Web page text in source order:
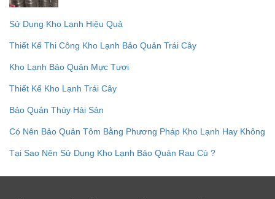
Sử Dụng Kho Lạnh Hiệu Quả
Thiết Kế Thi Công Kho Lạnh Bảo Quản Trái Cây
Kho Lạnh Bảo Quản Mực Tươi
Thiết Kế Kho Lạnh Trái Cây
Bảo Quản Thủy Hải Sản
Có Nên Bảo Quản Tôm Bằng Phương Pháp Kho Lạnh Hay Không
Tại Sao Nên Sử Dụng Kho Lạnh Bảo Quản Rau Củ ?